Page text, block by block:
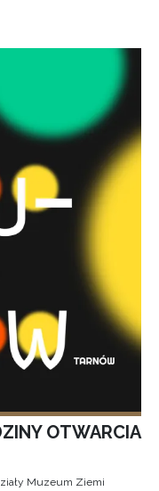
OTWARCIA
Muzeum Ziemi